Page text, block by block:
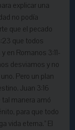
explicar una
no podía
que el pecado
que todos
en Romanos 3:11-
desviamos y no
Pero un plan
Juan 3:16
tal manera amó
para que todo
vida eterna.” El